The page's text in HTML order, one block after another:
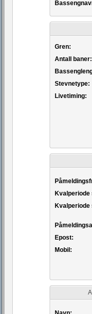
Gren:
Antall baner:
Stevnetype:
Livetiming:
Kvalperiode
Kvalperiode
Epost:
Mobil: